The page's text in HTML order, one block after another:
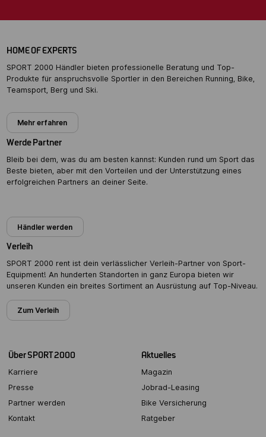
HOME OF EXPERTS
SPORT 2000 Händler bieten professionelle Beratung und Top-
Produkte für anspruchsvolle Sportler in den Bereichen Running, Bike,
Teamsport, Berg und Ski.
Mehr erfahren
Werde Partner
Bleib bei dem, was du am besten kannst: Kunden rund um Sport das
Beste bieten, aber mit den Vorteilen und der Unterstützung eines
erfolgreichen Partners an deiner Seite.
Händler werden
Verleih
SPORT 2000 rent ist dein verlässlicher Verleih-Partner von Sport-
Equipment! An hunderten Standorten in ganz Europa bieten wir
unseren Kunden ein breites Sortiment an Ausrüstung auf Top-Niveau.
Zum Verleih
Über SPORT 2000
Karriere
Presse
Partner werden
Kontakt
Aktuelles
Magazin
Jobrad-Leasing
Bike Versicherung
Ratgeber